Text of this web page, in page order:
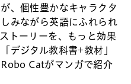
、個性豊かなキャラクタ
みながら英語にふれられ
トーリーを、もっと効果
デジタル教科書+教材」
Catがマンガで紹介